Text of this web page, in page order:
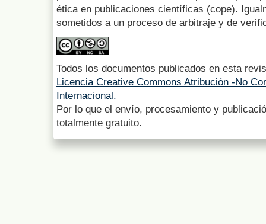
ética en publicaciones científicas (cope).
sometidos a un proceso de arbitraje y de
Todos los documentos publicados en esta
Licencia Creative Commons Atribución -No
Internacional.
Por lo que el envío, procesamiento y
totalmente gratuito.